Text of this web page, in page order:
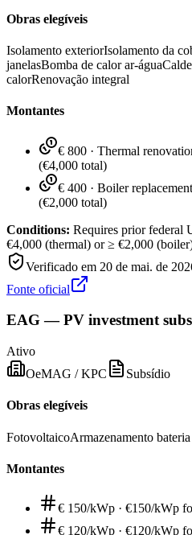
Obras elegíveis
Isolamento exteriorIsolamento da
janelasBomba de calor ar-água
calorRenovação integral
Montantes
€ 800 · Thermal
(€4,000 total)
€ 400 · Boiler
(€2,000 total)
Conditions: Requires prior federal
€4,000 (thermal) or ≥ €2,000
Verificado em 20 de mai. de
Fonte oficial
EAG — PV investment
Ativo
OeMAG / KPC
Subsídio
Obras elegíveis
FotovoltaicoArmazenamento bateria
Montantes
€ 150/kWp · €150/kWp
€ 120/kWp · €120/kWp